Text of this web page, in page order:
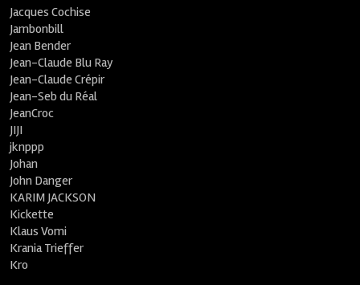
Jacques Cochise
Jambonbill
Jean Bender
Jean-Claude Blu Ray
Jean-Claude Crépir
Jean-Seb du Réal
JeanCroc
JIJI
jknppp
Johan
John Danger
KARIM JACKSON
Kickette
Klaus Vomi
Krania Trieffer
Kro